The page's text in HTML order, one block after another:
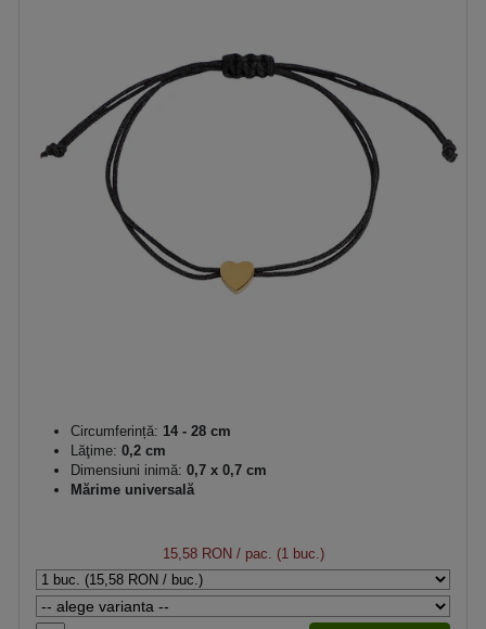
Circumferință: 14 - 28 cm
Lăţime: 0,2 cm
Dimensiuni inimă: 0,7 x 0,7 cm
Mărime universală
15,58 RON / pac. (1 buc.)